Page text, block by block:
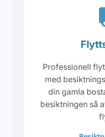
Professionell
med
din gamla
besiktningen så